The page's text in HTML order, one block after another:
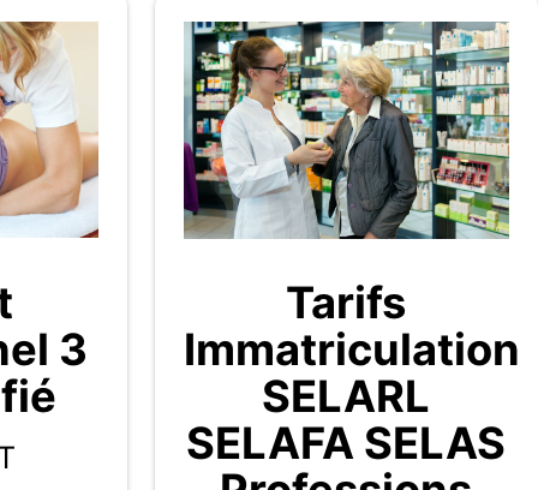
3
Tarifs
Immatriculation
SELARL
SELAFA SELAS